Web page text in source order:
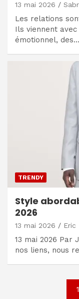
13 mai 2026
Les relations
Ils viennent
émotionnel, des…
TRENDY
Style
2026
13 mai 2026 Eric
13 mai 2026 Par
nos liens, nous
1